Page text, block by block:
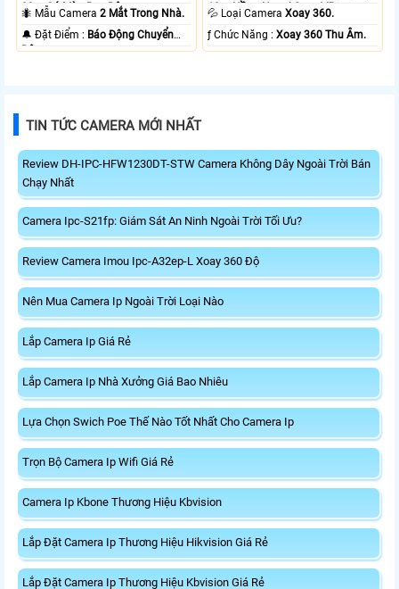
20m Có Màu Ban Ðêm.
🐜 Mẫu Camera2 Mắt Trong Nhà.
️🔔 Đặt Điểm : Báo Động Chuyển
Động.
10m Hồng Ngoại Smart IR.
💦 Loại CameraXoay 360.
️ƒ Chức Năng :Xoay 360 Thu Âm.
TIN TỨC CAMERA MỚI NHẤT
Review DH-IPC-HFW1230DT-STW Camera Không Dây Ngoài Trời Bán
Chạy Nhất
Camera Ipc-S21fp: Giám Sát An Ninh Ngoài Trời Tối Ưu?
Review Camera Imou Ipc-A32ep-L Xoay 360 Độ
Nên Mua Camera Ip Ngoài Trời Loại Nào
Lắp Camera Ip Giá Rẻ
Lắp Camera Ip Nhà Xưởng Giá Bao Nhiêu
Lựa Chọn Swich Poe Thế Nào Tốt Nhất Cho Camera Ip
Trọn Bộ Camera Ip Wifi Giá Rẻ
Camera Ip Kbone Thương Hiệu Kbvision
Lắp Đặt Camera Ip Thương Hiệu Hikvision Giá Rẻ
Lắp Đặt Camera Ip Thương Hiệu Kbvision Giá Rẻ